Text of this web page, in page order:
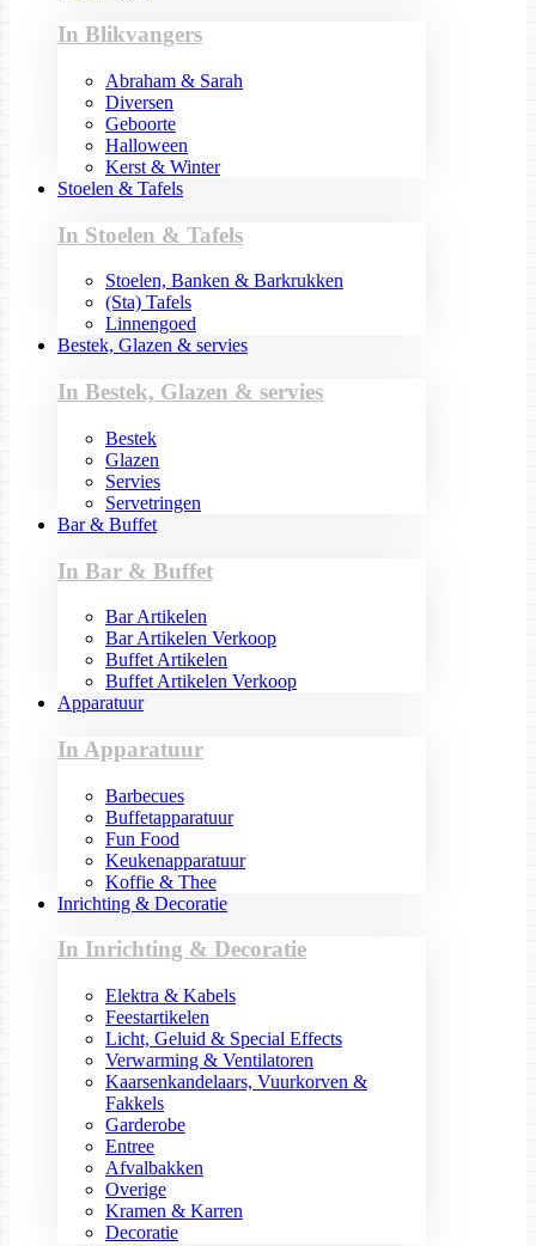
In Blikvangers
Abraham & Sarah
Diversen
Geboorte
Halloween
Kerst & Winter
Stoelen & Tafels
In Stoelen & Tafels
Stoelen, Banken & Barkrukken
(Sta) Tafels
Linnengoed
Bestek, Glazen & servies
In Bestek, Glazen & servies
Bestek
Glazen
Servies
Servetringen
Bar & Buffet
In Bar & Buffet
Bar Artikelen
Bar Artikelen Verkoop
Buffet Artikelen
Buffet Artikelen Verkoop
Apparatuur
In Apparatuur
Barbecues
Buffetapparatuur
Fun Food
Keukenapparatuur
Koffie & Thee
Inrichting & Decoratie
In Inrichting & Decoratie
Elektra & Kabels
Feestartikelen
Licht, Geluid & Special Effects
Verwarming & Ventilatoren
Kaarsenkandelaars, Vuurkorven &
Fakkels
Garderobe
Entree
Afvalbakken
Overige
Kramen & Karren
Decoratie